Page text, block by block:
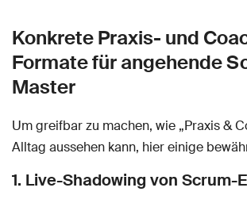
Konkrete Praxis- und
Formate für angehende
Master
Um greifbar zu machen, wie „Praxis &
Alltag aussehen kann, hier einige
1. Live-Shadowing von Scrum-